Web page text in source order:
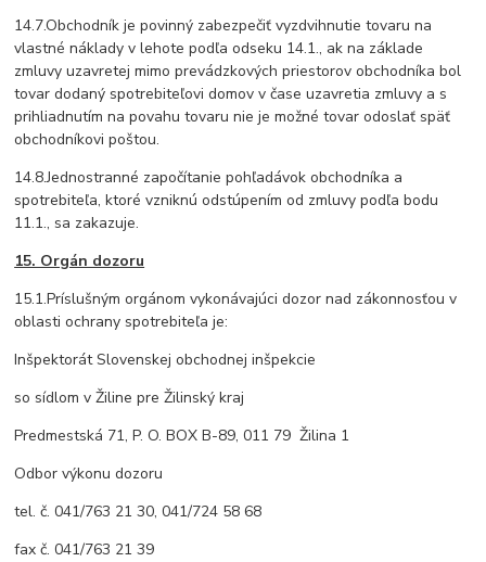
14.7.Obchodník je povinný zabezpečiť vyzdvihnutie tovaru na
vlastné náklady v lehote podľa odseku 14.1., ak na základe
zmluvy uzavretej mimo prevádzkových priestorov obchodníka bol
tovar dodaný spotrebiteľovi domov v čase uzavretia zmluvy a s
prihliadnutím na povahu tovaru nie je možné tovar odoslať späť
obchodníkovi poštou.
14.8.Jednostranné započítanie pohľadávok obchodníka a
spotrebiteľa, ktoré vzniknú odstúpením od zmluvy podľa bodu
11.1., sa zakazuje.
15. Orgán dozoru
15.1.Príslušným orgánom vykonávajúci dozor nad zákonnosťou v
oblasti ochrany spotrebiteľa je:
Inšpektorát Slovenskej obchodnej inšpekcie
so sídlom v Žiline pre Žilinský kraj
Predmestská 71, P. O. BOX B-89, 011 79 Žilina 1
Odbor výkonu dozoru
tel. č. 041/763 21 30, 041/724 58 68
fax č. 041/763 21 39